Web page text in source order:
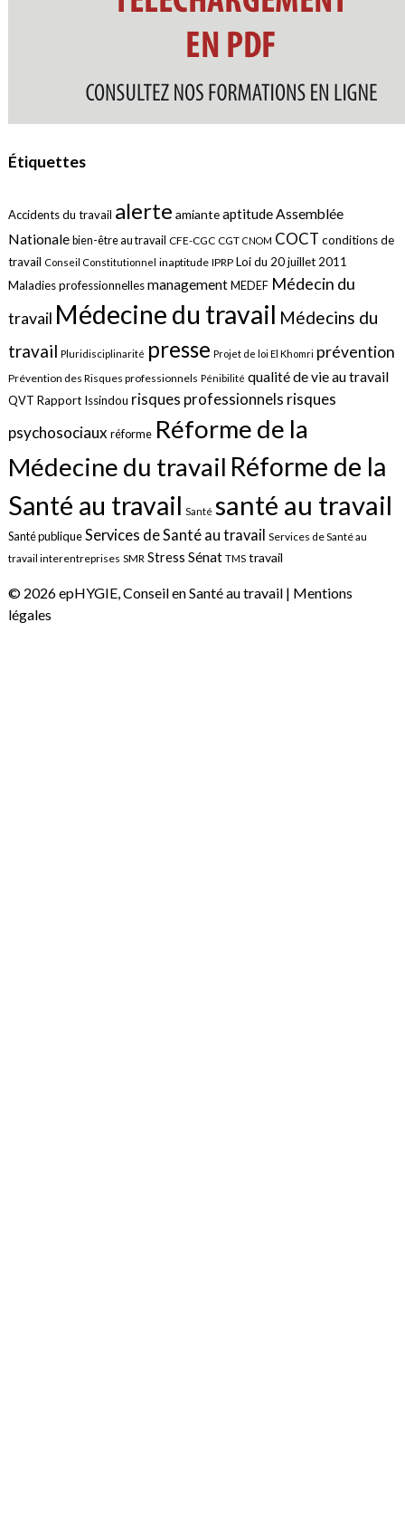
Étiquettes
Accidents du travail alerte amianteaptitudeAssemblée
Nationale bien-être au travail CFE-CGC CGT CNOM COCT conditions de
travail Conseil Constitutionnel inaptitude IPRP Loi du 20 juillet 2011
Maladies professionnellesmanagement MEDEF Médecin du
travail Médecine du travail Médecins du
travail Pluridisciplinarité presse Projet de loi El Khomri prévention
Prévention des Risques professionnels Pénibilité qualité de vie au travail
QVT Rapport Issindou risques professionnels risques
psychosociauxréforme Réforme de la
Médecine du travail Réforme de la
Santé au travail Santé santé au travail
Santé publiqueServices de Santé au travail Services de Santé au
travail interentreprises SMR Stress Sénat TMS travail
© 2026 epHYGIE, Conseil en Santé au travail | Mentions
légales